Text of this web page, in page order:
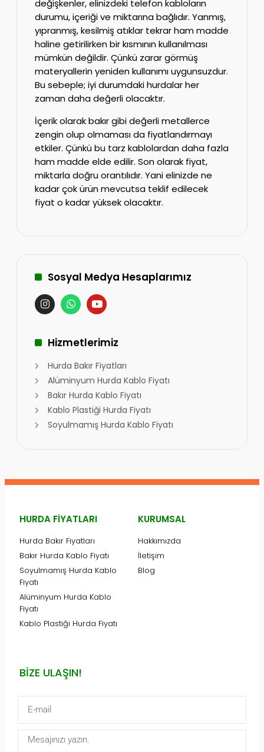
değişkenler, elinizdeki telefon kabloların
durumu, içeriği ve miktarına bağlıdır. Yanmış,
yıpranmış, kesilmiş atıklar tekrar ham madde
haline getirilirken bir kısmının kullanılması
mümkün değildir. Çünkü zarar görmüş
materyallerin yeniden kullanımı uygunsuzdur.
Bu sebeple; iyi durumdaki hurdalar her
zaman daha değerli olacaktır.
İçerik olarak bakır gibi değerli metallerce
zengin olup olmaması da fiyatlandırmayı
etkiler. Çünkü bu tarz kablolardan daha fazla
ham madde elde edilir. Son olarak fiyat,
miktarla doğru orantılıdır. Yani elinizde ne
kadar çok ürün mevcutsa teklif edilecek
fiyat o kadar yüksek olacaktır.
Sosyal Medya Hesaplarımız
Hizmetlerimiz
Hurda Bakır Fiyatları
Alüminyum Hurda Kablo Fiyatı
Bakır Hurda Kablo Fiyatı
Kablo Plastiği Hurda Fiyatı
Soyulmamış Hurda Kablo Fiyatı
HURDA FIYATLARI
Hurda Bakır Fiyatları
Bakır Hurda Kablo Fiyatı
Soyulmamış Hurda Kablo
Fiyatı
Alüminyum Hurda Kablo
Fiyatı
Kablo Plastiği Hurda Fiyatı
KURUMSAL
Hakkımızda
İletişim
Blog
BIZE ULAŞIN!